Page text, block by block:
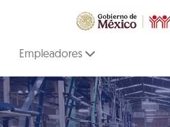
Empleadores